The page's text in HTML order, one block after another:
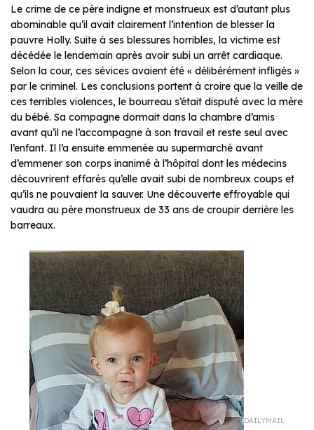
Le crime de ce père indigne et monstrueux est d’autant plus
abominable qu’il avait clairement l’intention de blesser la
pauvre Holly. Suite à ses blessures horribles, la victime est
décédée le lendemain après avoir subi un arrêt cardiaque.
Selon la cour, ces sévices avaient été « délibérément infligés »
par le criminel. Les conclusions portent à croire que la veille de
ces terribles violences, le bourreau s’était disputé avec la mère
du bébé. Sa compagne dormait dans la chambre d’amis
avant qu’il ne l’accompagne à son travail et reste seul avec
l’enfant. Il l’a ensuite emmenée au supermarché avant
d’emmener son corps inanimé à l’hôpital dont les médecins
découvrirent effarés qu’elle avait subi de nombreux coups et
qu’ils ne pouvaient la sauver. Une découverte effroyable qui
vaudra au père monstrueux de 33 ans de croupir derrière les
barreaux.
DAILYMAIL